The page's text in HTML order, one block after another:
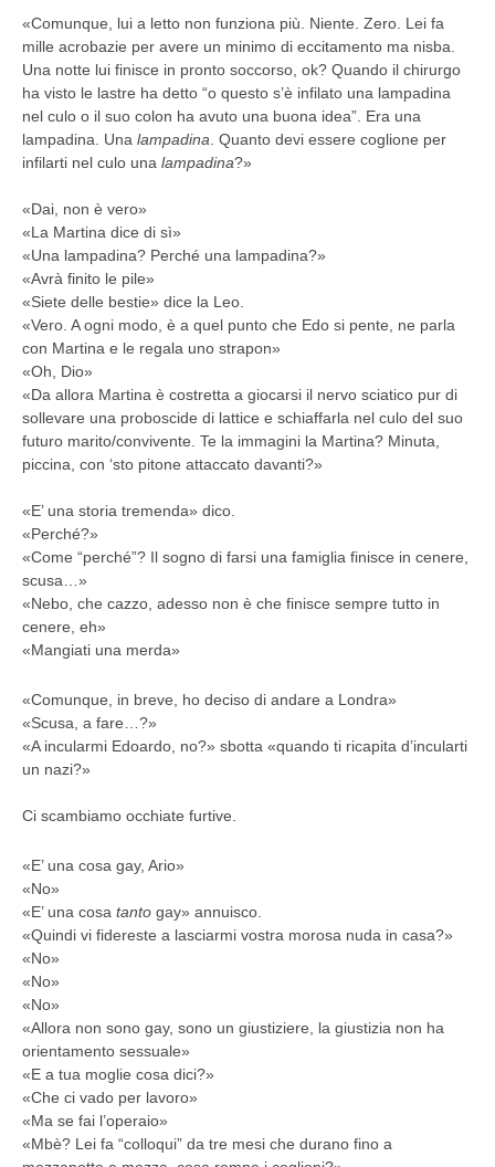
«Comunque, lui a letto non funziona più. Niente. Zero. Lei fa
mille acrobazie per avere un minimo di eccitamento ma nisba.
Una notte lui finisce in pronto soccorso, ok? Quando il chirurgo
ha visto le lastre ha detto “o questo s’è infilato una lampadina
nel culo o il suo colon ha avuto una buona idea”. Era una
lampadina. Una lampadina . Quanto devi essere coglione per
infilarti nel culo una lampadina?»
«Dai, non è vero»
«La Martina dice di sì»
«Una lampadina? Perché una lampadina?»
«Avrà finito le pile»
«Siete delle bestie» dice la Leo.
«Vero. A ogni modo, è a quel punto che Edo si pente, ne parla
con Martina e le regala uno strapon»
«Oh, Dio»
«Da allora Martina è costretta a giocarsi il nervo sciatico pur di
sollevare una proboscide di lattice e schiaffarla nel culo del suo
futuro marito/convivente. Te la immagini la Martina? Minuta,
piccina, con ‘sto pitone attaccato davanti?»
«E’ una storia tremenda» dico.
«Perché?»
«Come “perché”? Il sogno di farsi una famiglia finisce in cenere,
scusa…»
«Nebo, che cazzo, adesso non è che finisce sempre tutto in
cenere, eh»
«Mangiati una merda»
«Comunque, in breve, ho deciso di andare a Londra»
«Scusa, a fare…?»
«A incularmi Edoardo, no?» sbotta «quando ti ricapita d’incularti
un nazi?»
Ci scambiamo occhiate furtive.
«E’ una cosa gay, Ario»
«No»
«E’ una cosa tanto gay» annuisco.
«Quindi vi fidereste a lasciarmi vostra morosa nuda in casa?»
«No»
«No»
«No»
«Allora non sono gay, sono un giustiziere, la giustizia non ha
orientamento sessuale»
«E a tua moglie cosa dici?»
«Che ci vado per lavoro»
«Ma se fai l’operaio»
«Mbè? Lei fa “colloqui” da tre mesi che durano fino a